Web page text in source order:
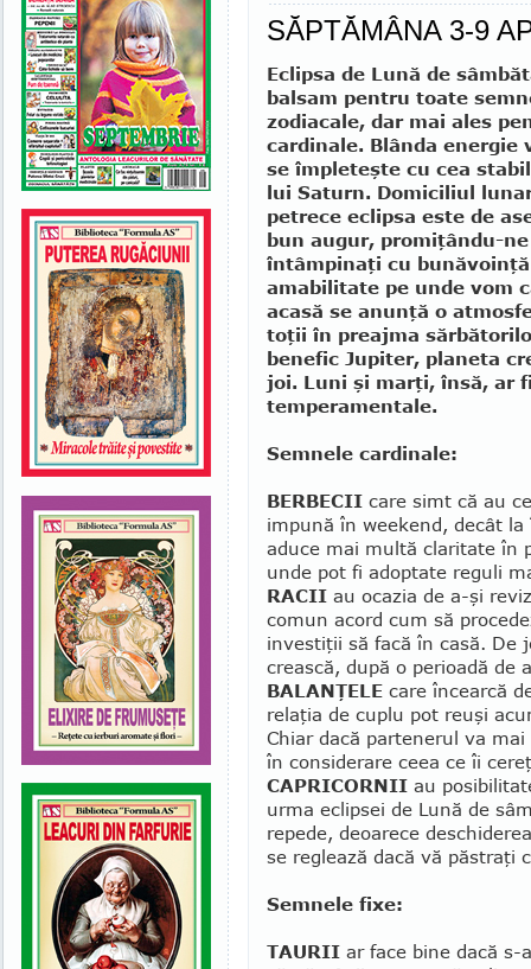
SĂPTĂMÂNA 3-9
Eclipsa de Lună de
bal­sam pentru toate
zodiacale, dar mai ales
cardinale. Blânda energie
se împleteşte cu cea
lui Saturn. Domiciliul
petrece eclipsa este de
bun augur, promiţându-
în­tâmpinaţi cu
amabilitate pe unde vom
acasă se anunţă o
to­ţii în preajma
benefic Jupiter, planeta
joi. Luni şi marţi, însă, ar
temperamentale.
Semnele cardinale:
BERBECII care simt că au
impună în weekend, decât
aduce mai multă claritate în
unde pot fi adoptate re­guli
RACII au ocazia de a-şi
comun acord cum să
investiţii să facă în casă. De
crească, după o perioadă de
BALANŢELE care încearcă
relaţia de cuplu pot reuşi
Chiar dacă partenerul va
în considerare ceea ce îi
CAPRICORNII au
urma eclipsei de Lună de
repe­de, deoarece
se reglează dacă vă păstraţi
Semnele fixe:
TAURII ar face bine dacă s-